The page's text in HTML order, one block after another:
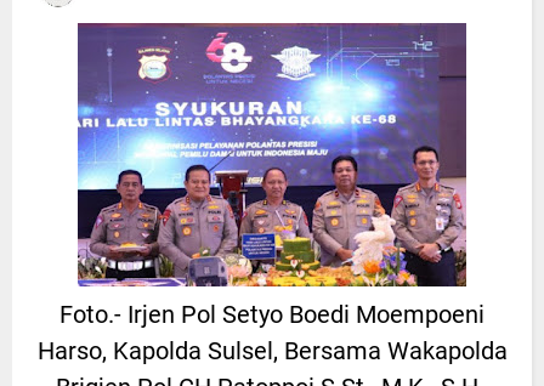
Foto.- Irjen Pol Setyo Boedi Moempoeni
Harso, Kapolda Sulsel, Bersama Wakapolda